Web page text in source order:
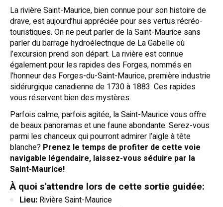
La rivière Saint-Maurice, bien connue pour son histoire de
drave, est aujourd’hui appréciée pour ses vertus récréo-
touristiques. On ne peut parler de la Saint-Maurice sans
parler du barrage hydroélectrique de La Gabelle où
l’excursion prend son départ. La rivière est connue
également pour les rapides des Forges, nommés en
l’honneur des Forges-du-Saint-Maurice, première industrie
sidérurgique canadienne de 1730 à 1883. Ces rapides
vous réservent bien des mystères.
Parfois calme, parfois agitée, la Saint-Maurice vous offre
de beaux panoramas et une faune abondante. Serez-vous
parmi les chanceux qui pourront admirer l’aigle à tête
blanche? Prenez le temps de profiter de cette voie
navigable légendaire, laissez-vous séduire par la
Saint-Maurice!
À quoi s'attendre lors de cette sortie guidée:
Lieu: Rivière Saint-Maurice